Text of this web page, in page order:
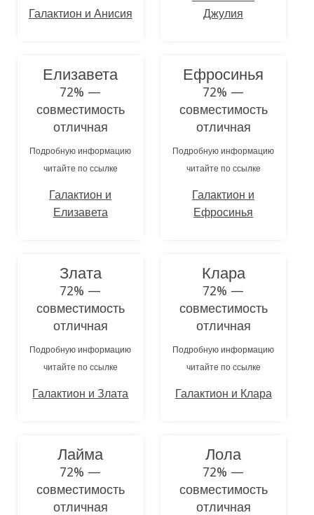
Галактион и Анисия
Джулия
Елизавета
72% —
совместимость
отличная
Подробную информацию
читайте по ссылке
Галактион и
Елизавета
Ефросинья
72% —
совместимость
отличная
Подробную информацию
читайте по ссылке
Галактион и
Ефросинья
Злата
72% —
совместимость
отличная
Подробную информацию
читайте по ссылке
Галактион и Злата
Клара
72% —
совместимость
отличная
Подробную информацию
читайте по ссылке
Галактион и Клара
Лайма
72% —
совместимость
отличная
Лола
72% —
совместимость
отличная